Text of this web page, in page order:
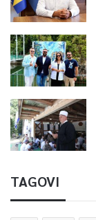
TAGOVI